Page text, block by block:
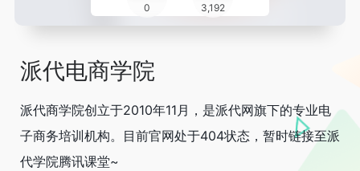
0 3,192
派代电商学院
派代商学院创立于2010年11月，是派代网旗下的专业电
子商务培训机构。目前官网处于404状态，暂时链接至派
代学院腾讯课堂~